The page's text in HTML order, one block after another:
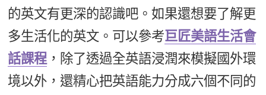
的英文有更深的認識吧。如果還想要了解更
多生活化的英文。可以參考巨匠美語生活會
話課程 ，除了透過全英語浸潤來模擬國外環
境以外，還精心把英語能力分成六個不同的